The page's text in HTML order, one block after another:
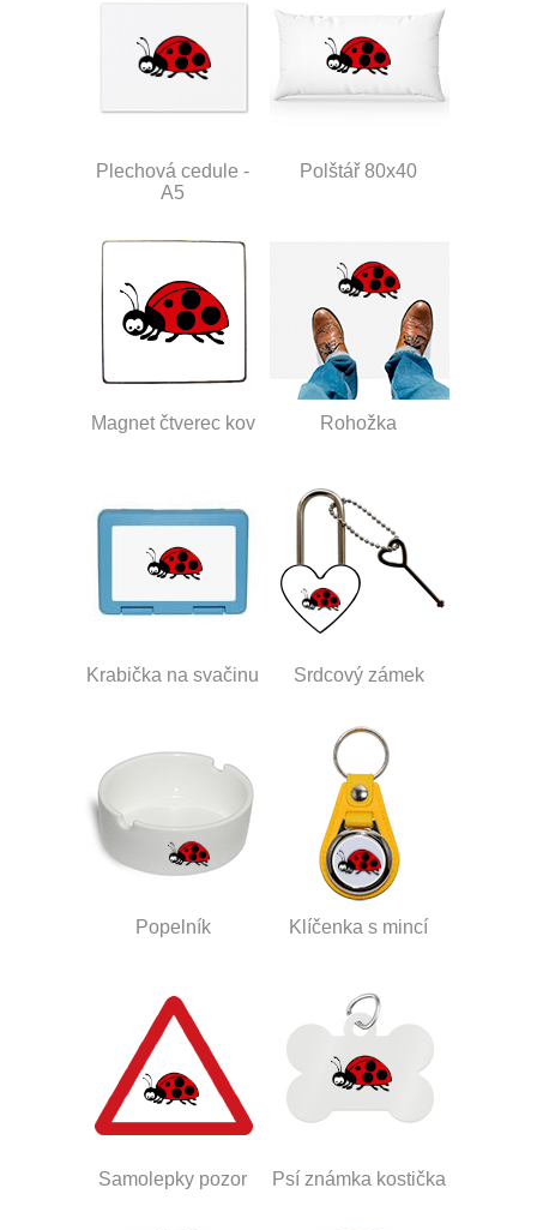
Plechová cedule -
A5
Polštář 80x40
Magnet čtverec kov Rohožka
Krabička na svačinu Srdcový zámek
Popelník Klíčenka s mincí
Samolepky pozor Psí známka kostička